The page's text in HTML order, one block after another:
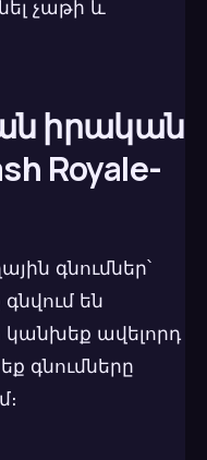
չաթի և
իրական
Royale-
գնումներ՝
են
ավելորդ
գնումները